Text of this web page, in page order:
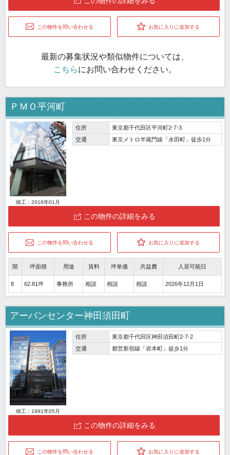
この物件を問い合わせる お気に入りに追加する
最新の募集状況や類似物件については、
こちらにお問い合わせください。
ＰＭＯ平河町
竣工：2016年01月
住所
東京都千代田区平河町2-7-3
交通
東京メトロ半蔵門線「永田町」徒歩1分
この物件の詳細をみる
この物件を問い合わせる お気に入りに追加する
階 坪面積 用途 賃料 坪単価 共益費 入居可能日
8 62.81坪 事務所 相談 相談 相談 2026年12月1日
アーバンセンター神田須田町
竣工：1991年05月
住所
東京都千代田区神田須田町2-7-2
交通
都営新宿線「岩本町」徒歩1分
この物件の詳細をみる
この物件を問い合わせる お気に入りに追加する